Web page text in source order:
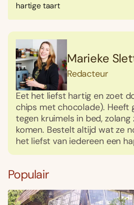
hartige taart
Marieke
Redacteur
Eet het liefst hartig en zoet
chips met chocolade). Heeft
tegen kruimels in bed, zolang
komen. Bestelt altijd wat ze
het liefst van iedereen een
Populair